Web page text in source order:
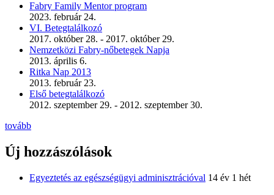
Fabry Family Mentor program
2023. február 24.
VI. Betegtalálkozó
2017. október 28. - 2017. október 29.
Nemzetközi Fabry-nőbetegek Napja
2013. április 6.
Ritka Nap 2013
2013. február 23.
Első betegtalálkozó
2012. szeptember 29. - 2012. szeptember 30.
tovább
Új hozzászólások
Egyeztetés az egészségügyi adminisztrációval 14 év 1 hét